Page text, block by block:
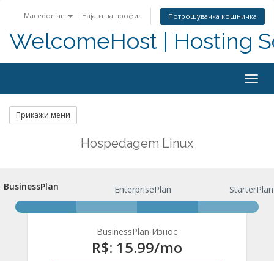
Macedonian Најава на профил Потрошувачка кошничка
WelcomeHost | Hosting
Прикажи мени
Hospedagem Linux
BusinessPlan
BusinessPlan EnterprisePlan StarterPlan
BusinessPlan Износ
R$: 15.99/mo